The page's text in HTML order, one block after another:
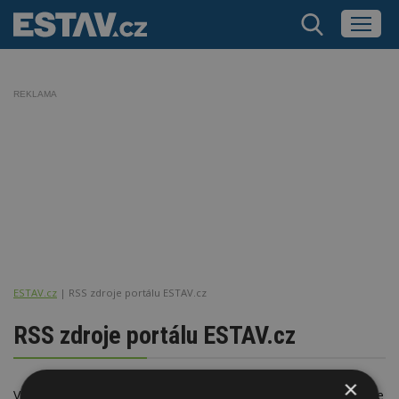
REKLAMA
ESTAV.cz RSS zdroje portálu ESTAV.cz
RSS zdroje portálu ESTAV.cz
Vybraný aktuální a důležitý obsah portálu ESTAV.cz poskytujeme
×